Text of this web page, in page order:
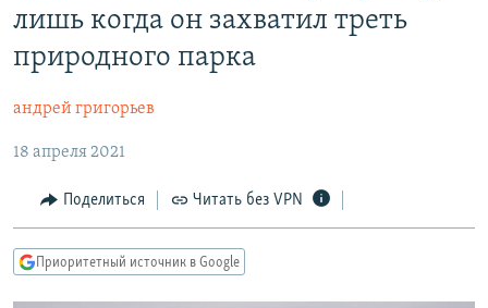
основному
содержанию
Вернутся
навигации
Вернутся
поиску
КУЛЬТУРА
IDEL.РЕАЛИИ
КАВКАЗ.РЕАЛИИ
СИБИРЬ.РЕАЛИИ
лишь когда он захватил треть
природного парка
андрей григорьев
18 апреля 2021
Поделиться Читать без VPN
Приоритетный источник в Google